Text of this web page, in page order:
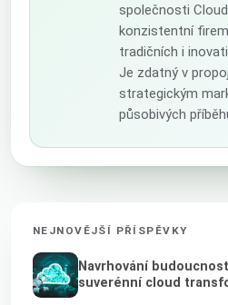
společnosti
konzistentní
tradičních i
Je zdatný v
strategickým
působivých
NEJNOVĚJŠÍ PŘÍSPĚVKY
Navrhování
suverénní cloud